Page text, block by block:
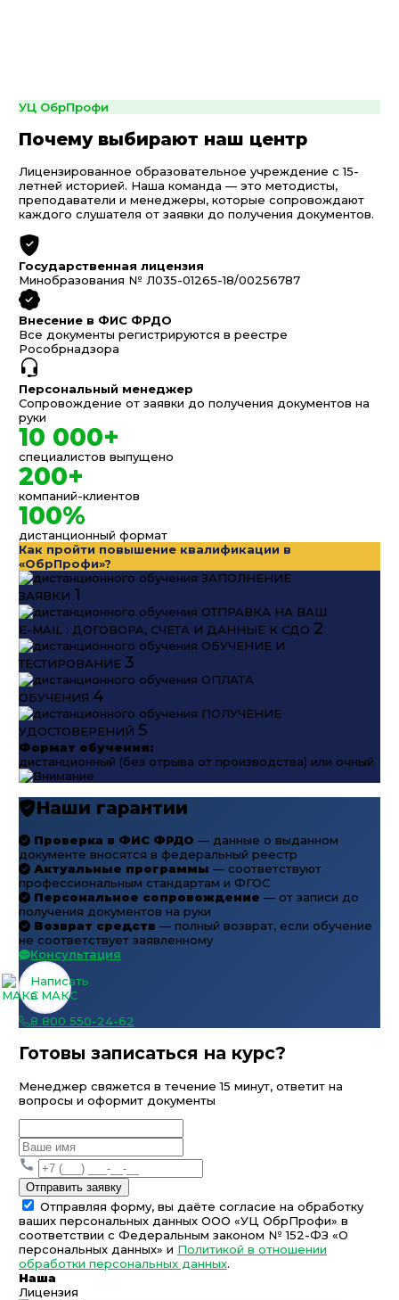
УЦ ОбрПрофи
Почему выбирают наш центр
Лицензированное образовательное учреждение с 15-
летней историей. Наша команда — это методисты,
преподаватели и менеджеры, которые сопровождают
каждого слушателя от заявки до получения документов.
Государственная лицензия
Минобразования № Л035-01265-18/00256787
Внесение в ФИС ФРДО
Все документы регистрируются в реестре
Рособрнадзора
Персональный менеджер
Сопровождение от заявки до получения документов на
руки
10 000+
специалистов выпущено
200+
компаний-клиентов
100%
дистанционный формат
Как пройти повышение квалификации в
«ОбрПрофи»?
ЗАПОЛНЕНИЕ
ЗАЯВКИ 1
ОТПРАВКА НА ВАШ
E-MAIL : ДОГОВОРА, СЧЕТА И ДАННЫЕ К СДО 2
ОБУЧЕНИЕ И
ТЕСТИРОВАНИЕ 3
ОПЛАТА
ОБУЧЕНИЯ 4
ПОЛУЧЕНИЕ
УДОСТОВЕРЕНИЙ 5
Формат обучения:
дистанционный (без отрыва от производства) или очный
Наши гарантии
Проверка в ФИС ФРДО — данные о выданном
документе вносятся в федеральный реестр
Актуальные программы — соответствуют
профессиональным стандартам и ФГОС
Персональное сопровождение — от записи до
получения документов на руки
Возврат средств — полный возврат, если обучение
не соответствует заявленному
Консультация
Написать
в МАКС
8 800 550-24-62
Готовы записаться на курс?
Менеджер свяжется в течение 15 минут, ответит на
вопросы и оформит документы
Отправить заявку
Отправляя форму, вы даёте согласие на обработку
ваших персональных данных ООО «УЦ ОбрПрофи» в
соответствии с Федеральным законом № 152-ФЗ «О
персональных данных» и Политикой в отношении
обработки персональных данных.
Наша
Лицензия